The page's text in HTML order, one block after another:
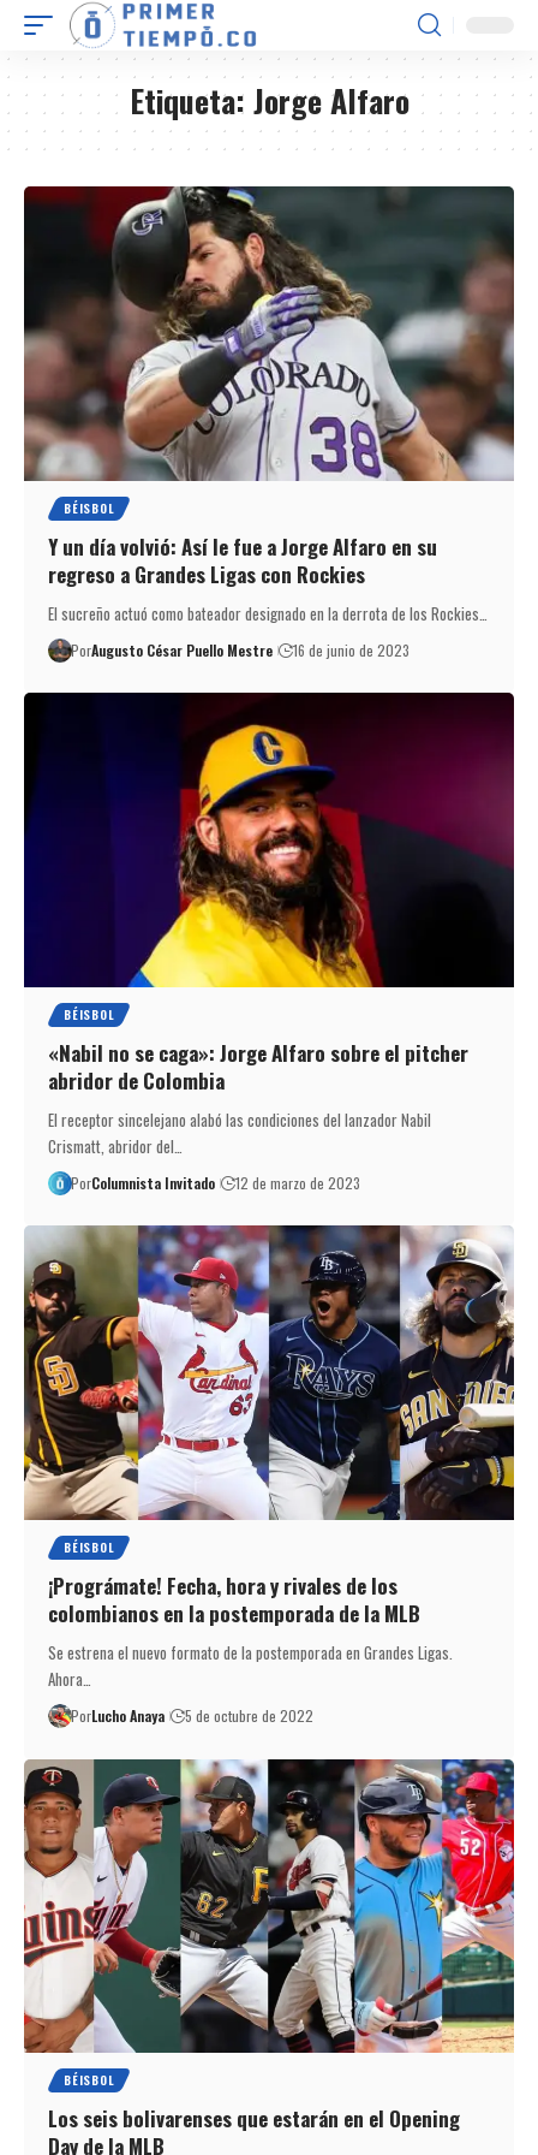
Etiqueta: Jorge Alfaro
BÉISBOL
Y un día volvió: Así le fue a Jorge Alfaro en su
regreso a Grandes Ligas con Rockies
El sucreño actuó como bateador designado en la derrota de los Rockies…
PorAugusto César Puello Mestre 16 de junio de 2023
BÉISBOL
«Nabil no se caga»: Jorge Alfaro sobre el pitcher
abridor de Colombia
El receptor sincelejano alabó las condiciones del lanzador Nabil
Crismatt, abridor del…
PorColumnista Invitado 12 de marzo de 2023
BÉISBOL
¡Prográmate! Fecha, hora y rivales de los
colombianos en la postemporada de la MLB
Se estrena el nuevo formato de la postemporada en Grandes Ligas.
Ahora…
PorLucho Anaya 5 de octubre de 2022
BÉISBOL
Los seis bolivarenses que estarán en el Opening
Day de la MLB